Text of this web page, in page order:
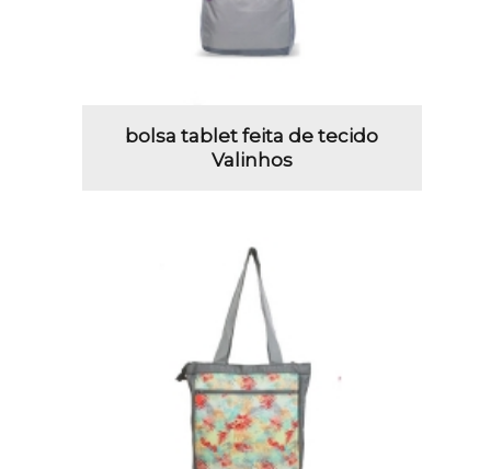
bolsa tablet feita de tecido
Valinhos